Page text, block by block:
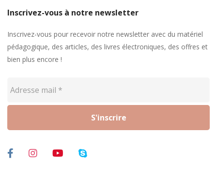
Inscrivez-vous à notre newsletter
Inscrivez-vous pour recevoir notre newsletter avec du matériel
pédagogique, des articles, des livres électroniques, des offres et
bien plus encore !
mail
*